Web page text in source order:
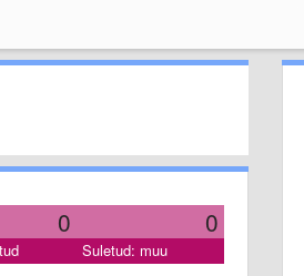
0 0
Suletud: muu